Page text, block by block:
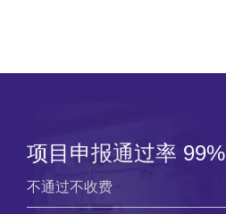
项目申报通过率 99%
不通过不收费